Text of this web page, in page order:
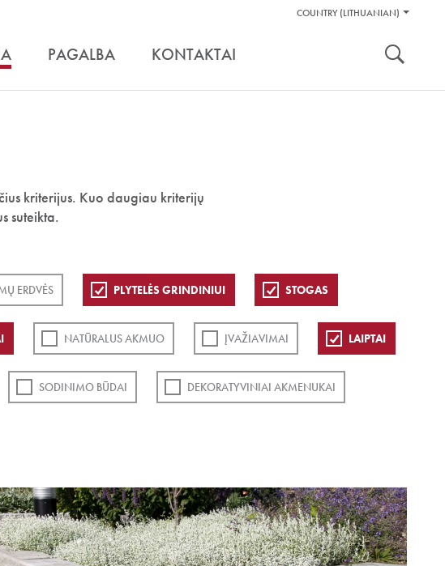
Pagalbos
COUNTRY (LITHUANIAN)
PAGALBA KONTAKTAI
kriterijus. Kuo daugiau kriterijų
suteikta.
ERDVĖS PLYTELĖS GRINDINIUI STOGAS
NATŪRALUS AKMUO ĮVAŽIAVIMAI LAIPTAI
SODINIMO BŪDAI DEKORATYVINIAI AKMENUKAI